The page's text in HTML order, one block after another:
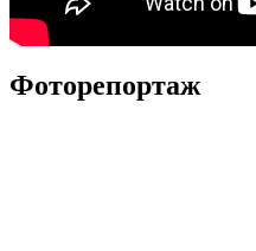
Фоторепортаж